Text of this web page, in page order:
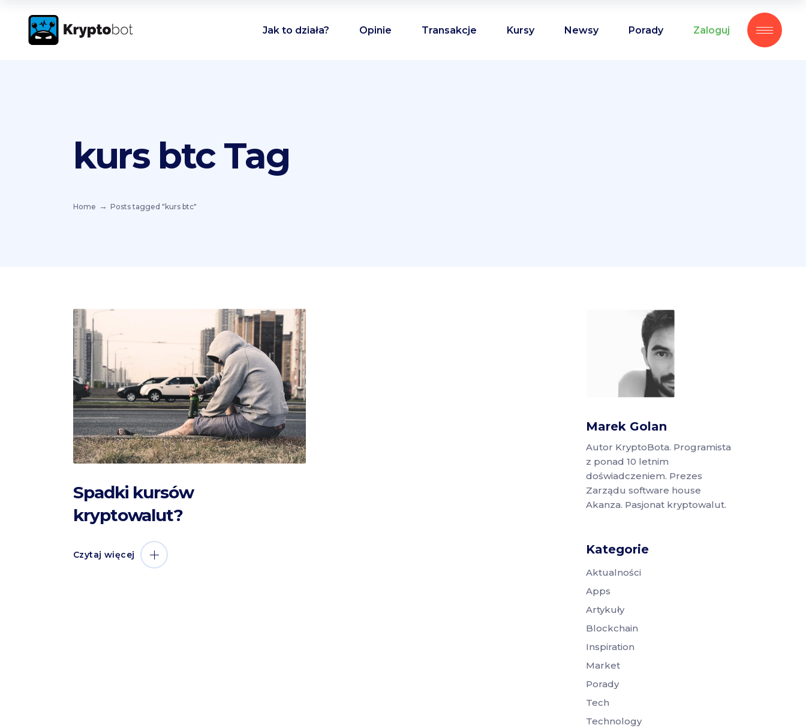
Jak to działa? Opinie Transakcje Kursy Newsy Porady Zaloguj
kurs btc Tag
Home Posts tagged "kurs btc"
Spadki kursów
kryptowalut?
Czytaj więcej
Marek Golan
Autor KryptoBota. Programista
z ponad 10 letnim
doświadczeniem. Prezes
Zarządu software house
Akanza. Pasjonat kryptowalut.
Kategorie
Aktualności
Apps
Artykuły
Blockchain
Inspiration
Market
Porady
Tech
Technology